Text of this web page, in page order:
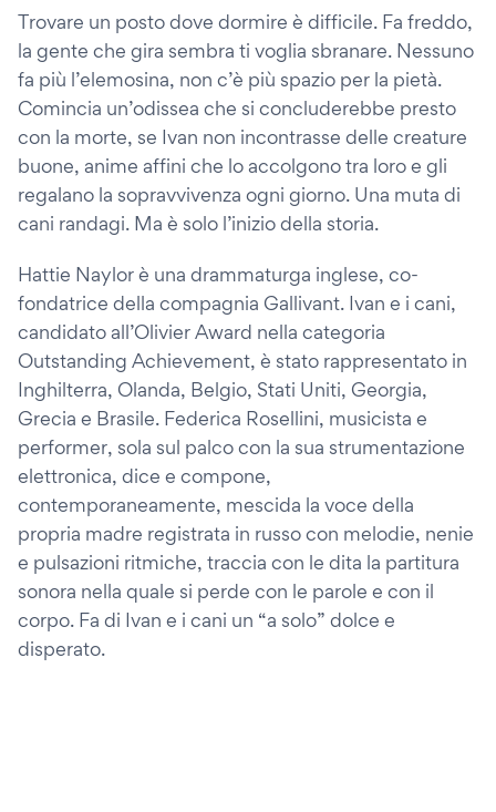
Trovare un posto dove dormire è difficile. Fa freddo,
la gente che gira sembra ti voglia sbranare. Nessuno
fa più l’elemosina, non c’è più spazio per la pietà.
Comincia un’odissea che si concluderebbe presto
con la morte, se Ivan non incontrasse delle creature
buone, anime affini che lo accolgono tra loro e gli
regalano la sopravvivenza ogni giorno. Una muta di
cani randagi. Ma è solo l’inizio della storia.
Hattie Naylor è una drammaturga inglese, co-
fondatrice della compagnia Gallivant. Ivan e i cani,
candidato all’Olivier Award nella categoria
Outstanding Achievement, è stato rappresentato in
Inghilterra, Olanda, Belgio, Stati Uniti, Georgia,
Grecia e Brasile. Federica Rosellini, musicista e
performer, sola sul palco con la sua strumentazione
elettronica, dice e compone,
contemporaneamente, mescida la voce della
propria madre registrata in russo con melodie, nenie
e pulsazioni ritmiche, traccia con le dita la partitura
sonora nella quale si perde con le parole e con il
corpo. Fa di Ivan e i cani un “a solo” dolce e
disperato.